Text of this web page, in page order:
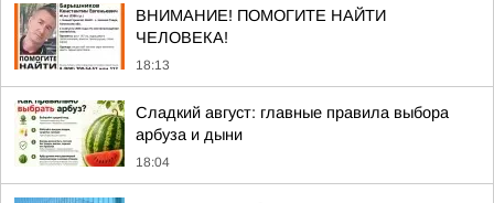
ВНИМАНИЕ! ПОМОГИТЕ НАЙТИ
ЧЕЛОВЕКА!
18:13
Сладкий август: главные правила выбора
арбуза и дыни
18:04